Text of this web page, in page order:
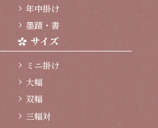
年中掛け
墨蹟・書
サイズ
ミニ掛け
大幅
双幅
三幅対